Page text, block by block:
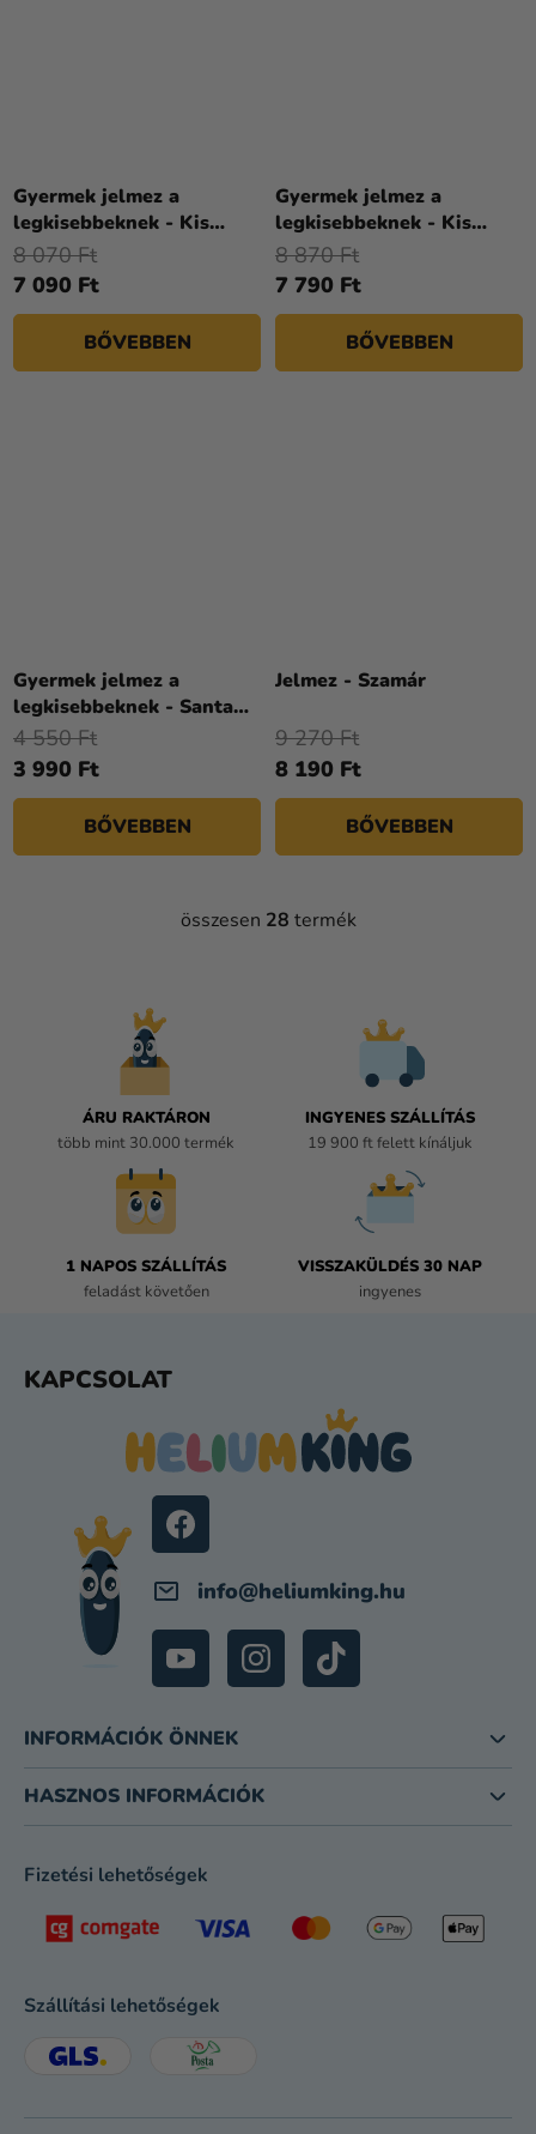
Gyermek jelmez a
legkisebbeknek - Kis
ördög
7 090 Ft
8 070 Ft
BŐVEBBEN
Gyermek jelmez a
legkisebbeknek - Kis
ördög
7 790 Ft
8 870 Ft
BŐVEBBEN
Gyermek jelmez a
legkisebbeknek - Santa
Claus
3 990 Ft
4 550 Ft
BŐVEBBEN
Jelmez - Szamár
8 190 Ft
9 270 Ft
BŐVEBBEN
L
I
összesen 28 termék
ÁRU RAKTÁRON
több mint 30.000 termék
INGYENES SZÁLLÍTÁS
19 900 ft felett kínáljuk
1 NAPOS SZÁLLÍTÁS
feladást követően
VISSZAKÜLDÉS 30 NAP
ingyenes
KAPCSOLAT
info@heliumking.hu
INFORMÁCIÓK ÖNNEK
HASZNOS INFORMÁCIÓK
Fizetési lehetőségek
Szállítási lehetőségek